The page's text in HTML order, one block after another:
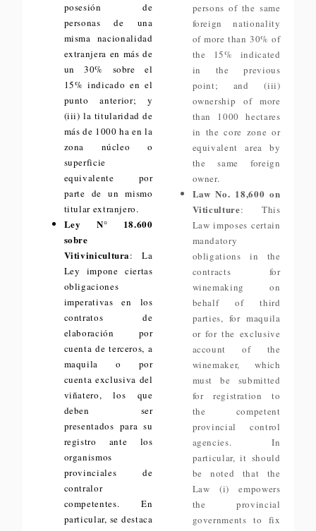
posesión de
personas de una
misma nacionalidad
extranjera en más de
un 30% sobre el
15% indicado en el
punto anterior; y
(iii) la titularidad de
más de 1000 ha en la
zona núcleo o
superficie
equivalente por
parte de un mismo
titular extranjero.
Ley N° 18.600
sobre
Vitivinicultura: La
Ley impone ciertas
obligaciones
imperativas en los
contratos de
elaboración por
cuenta de terceros, a
maquila o por
cuenta exclusiva del
viñatero, los que
deben ser
presentados para su
registro ante los
organismos
provinciales de
contralor
competentes. En
particular, se destaca
persons of the same
foreign nationality
of more than 30% of
the 15% indicated
in the previous
point; and (iii)
ownership of more
than 1000 hectares
in the core zone or
equivalent area by
the same foreign
owner.
Law No. 18,600 on
Viticulture: This
Law imposes certain
mandatory
obligations in the
contracts for
winemaking on
behalf of third
parties, for maquila
or for the exclusive
account of the
winemaker, which
must be submitted
for registration to
the competent
provincial control
agencies. In
particular, it should
be noted that the
Law (i) empowers
the provincial
governments to fix